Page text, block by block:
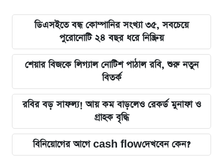
ডিএসইতে বন্ধ কোম্পানির সংখ্যা ৩৫, সবচেয়ে
পুরোনোটি ২৪ বছর ধরে নিষ্ক্রিয়
শেয়ার বিজকে লিগ্যাল নোটিশ পাঠাল রবি, শুরু নতুন
বিতর্ক
রবির বড় সাফল্য! আয় কম বাড়লেও রেকর্ড মুনাফা ও
গ্রাহক বৃদ্ধি
বিনিয়োগের আগে cash flowদেখবেন কেন?